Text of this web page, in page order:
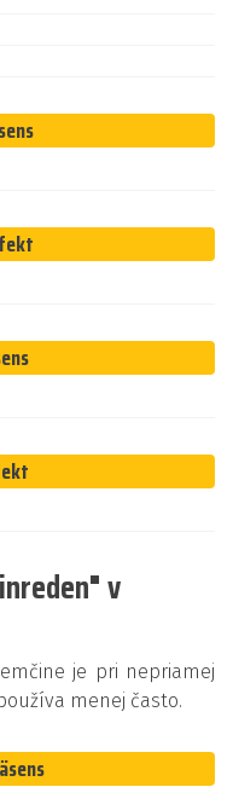
v
je pri nepriamej
menej často.